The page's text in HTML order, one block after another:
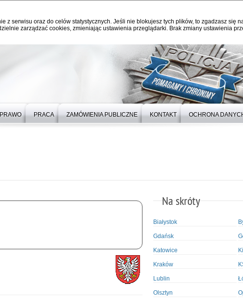
z serwisu oraz do celów statystycznych. Jeśli nie blokujesz tych plików, to zgadzasz się
zarządzać cookies, zmieniając ustawienia przeglądarki. Brak zmiany ustawienia
PRAWO PRACA ZAMÓWIENIA PUBLICZNE KONTAKT OCHRONA
Na skróty
Białystok
Gdańsk
Katowice
Kraków
Lublin
Olsztyn